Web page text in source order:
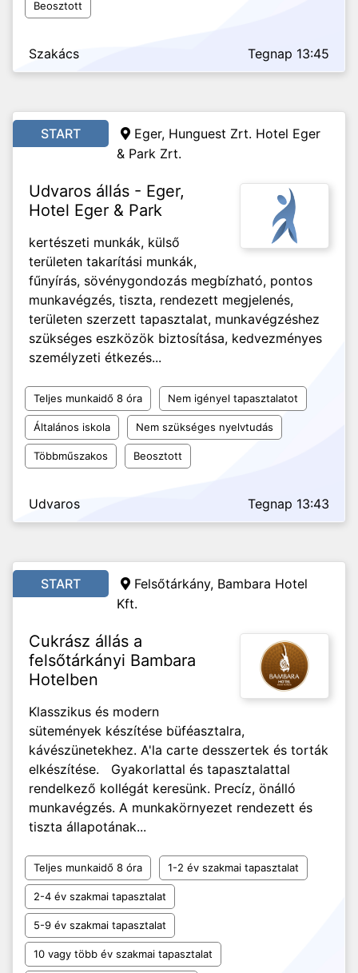
Beosztott
Szakács Tegnap 13:45
START
Eger, Hunguest Zrt. Hotel Eger
& Park Zrt.
Udvaros állás - Eger,
Hotel Eger & Park
kertészeti munkák, külső
területen takarítási munkák,
fűnyírás, sövénygondozás megbízható, pontos
munkavégzés, tiszta, rendezett megjelenés,
területen szerzett tapasztalat, munkavégzéshez
szükséges eszközök biztosítása, kedvezményes
személyzeti étkezés...
Teljes munkaidő 8 óra Nem igényel tapasztalatot
Általános iskola Nem szükséges nyelvtudás
Többműszakos Beosztott
Udvaros Tegnap 13:43
START
Felsőtárkány, Bambara Hotel
Kft.
Cukrász állás a
felsőtárkányi Bambara
Hotelben
Klasszikus és modern
sütemények készítése büféasztalra,
kávészünetekhez. A'la carte desszertek és torták
elkészítése. Gyakorlattal és tapasztalattal
rendelkező kollégát keresünk. Precíz, önálló
munkavégzés. A munkakörnyezet rendezett és
tiszta állapotának...
Teljes munkaidő 8 óra 1-2 év szakmai tapasztalat
2-4 év szakmai tapasztalat
5-9 év szakmai tapasztalat
10 vagy több év szakmai tapasztalat